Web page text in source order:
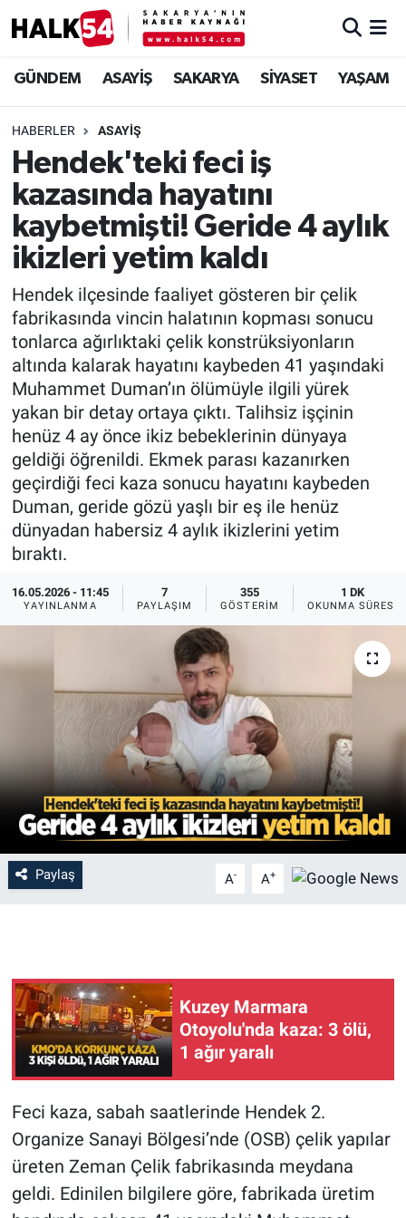
GÜNDEM ASAYİŞ SAKARYA SİYASET YAŞAM
HABERLER ASAYİŞ
Hendek'teki feci iş
kazasında hayatını
kaybetmişti! Geride 4 aylık
ikizleri yetim kaldı
Hendek ilçesinde faaliyet gösteren bir çelik
fabrikasında vincin halatının kopması sonucu
tonlarca ağırlıktaki çelik konstrüksiyonların
altında kalarak hayatını kaybeden 41 yaşındaki
Muhammet Duman’ın ölümüyle ilgili yürek
yakan bir detay ortaya çıktı. Talihsiz işçinin
henüz 4 ay önce ikiz bebeklerinin dünyaya
geldiği öğrenildi. Ekmek parası kazanırken
geçirdiği feci kaza sonucu hayatını kaybeden
Duman, geride gözü yaşlı bir eş ile henüz
dünyadan habersiz 4 aylık ikizlerini yetim
bıraktı.
16.05.2026 - 11:45
YAYINLANMA
7
PAYLAŞIM
355
GÖSTERIM
1 DK
OKUNMA SÜRESI
Paylaş A- A+
Kuzey Marmara
Otoyolu'nda kaza: 3 ölü,
1 ağır yaralı
Feci kaza, sabah saatlerinde Hendek 2.
Organize Sanayi Bölgesi’nde (OSB) çelik yapılar
üreten Zeman Çelik fabrikasında meydana
geldi. Edinilen bilgilere göre, fabrikada üretim
GÜNDEM
YAŞAM
SAKARYA
SİYASET
EKONOMİ
SOKAK RÖPORTAJLARI
SPOR
EĞİTİM
MAGAZİN
ÖZEL HABER
Adapazarı Nöbetçi Eczaneler
Adapazarı Trafik Yoğunluk Haritası
Süper Lig Puan Durumu ve Fikstür
Tüm Manşetler
Son Dakika Haberleri
Haber Arşivi